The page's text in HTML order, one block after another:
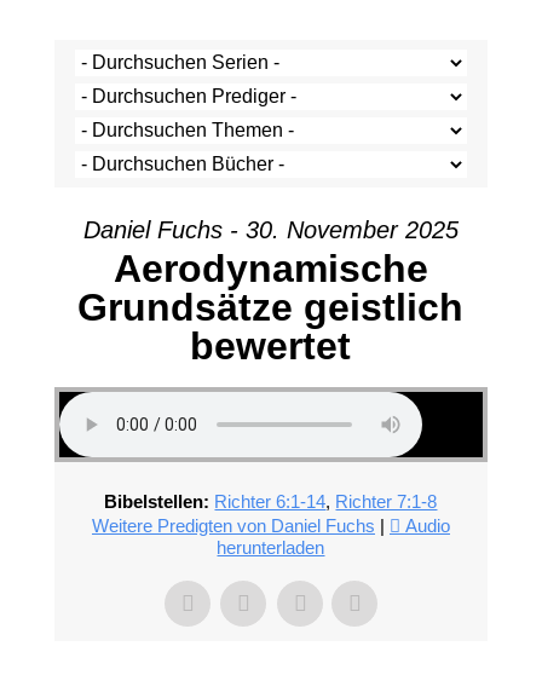
Daniel Fuchs - 30. November 2025
Aerodynamische
Grundsätze geistlich
bewertet
Bibelstellen: Richter 6:1-14, Richter 7:1-8
Weitere Predigten von Daniel Fuchs |
Audio
herunterladen